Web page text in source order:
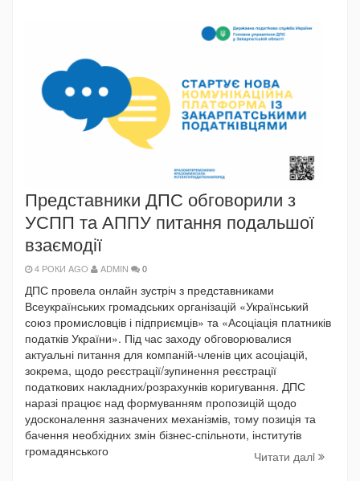
Представники ДПС обговорили з
УСПП та АППУ питання подальшої
взаємодії
4 РОКИ AGO ADMIN 0
ДПС провела онлайн зустріч з представниками
Всеукраїнських громадських організацій «Український
союз промисловців і підприємців» та «Асоціація платників
податків України». Під час заходу обговорювалися
актуальні питання для компаній-членів цих асоціацій,
зокрема, щодо реєстрації/зупинення реєстрації
податкових накладних/розрахунків коригування. ДПС
наразі працює над формуванням пропозицій щодо
удосконалення зазначених механізмів, тому позиція та
бачення необхідних змін бізнес-спільноти, інститутів
громадянського
Читати далi